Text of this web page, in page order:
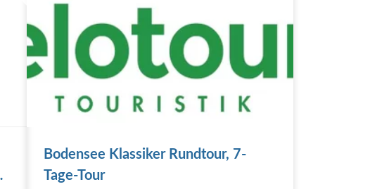
Bodensee Klassiker Rundtour, 7-
Tage-Tour